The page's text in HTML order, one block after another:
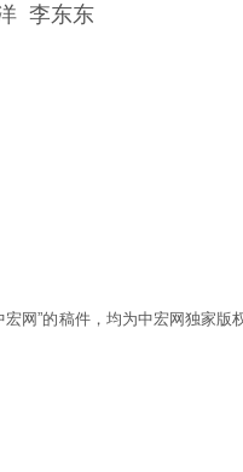
李东东
宏网”的稿件，均为中宏网独家